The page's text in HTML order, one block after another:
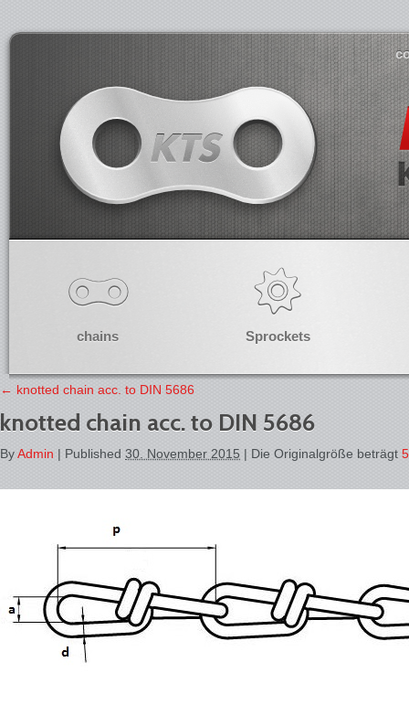
chains Sprockets
← knotted chain acc. to DIN 5686
knotted chain acc. to DIN 5686
ByAdmin | Published 30. November 2015 | Die Originalgröße beträgt